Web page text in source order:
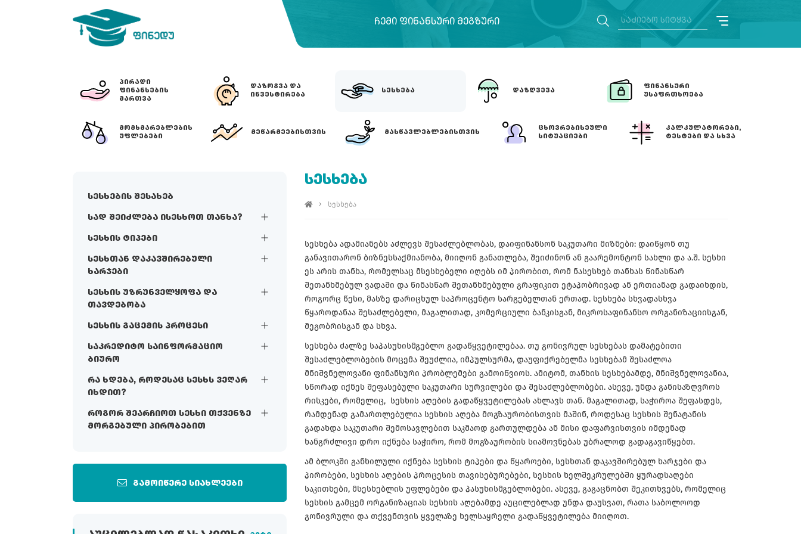
ᲩᲔᲛᲘ ᲤᲘᲜᲐᲜᲡᲣᲠᲘ ᲛᲔᲒᲖᲣᲠᲘ
ᲞᲘᲠᲐᲓᲘ
ᲤᲘᲜᲐᲜᲡᲔᲑᲘᲡ
ᲛᲐᲠᲗᲕᲐ
ᲓᲐᲖᲝᲒᲕᲐ ᲓᲐ
ᲘᲜᲕᲔᲡᲢᲘᲠᲔᲑᲐ
ᲡᲔᲡᲮᲔᲑᲐ ᲓᲐᲖᲦᲕᲔᲕᲐ
ᲤᲘᲜᲐᲜᲡᲣᲠᲘ
ᲣᲡᲐᲤᲠᲗᲮᲝᲔᲑᲐ
ᲛᲝᲛᲮᲛᲐᲠᲔᲑᲚᲔᲑᲘᲡ
ᲣᲤᲚᲔᲑᲔᲑᲘ
ᲛᲔᲬᲐᲠᲛᲔᲔᲑᲘᲡᲗᲕᲘᲡ ᲛᲐᲡᲬᲐᲕᲚᲔᲑᲚᲔᲑᲘᲡᲗᲕᲘᲡ
ᲪᲮᲝᲕᲠᲔᲑᲘᲡᲔᲣᲚᲘ
ᲡᲘᲢᲣᲐᲪᲘᲔᲑᲘ
ᲙᲐᲚᲙᲣᲚᲐᲢᲝᲠᲔᲑᲘ,
ᲢᲔᲡᲢᲔᲑᲘ ᲓᲐ ᲡᲮᲕᲐ
სესხების შესახებ
სად შეიძლება ისესხოთ თანხა?
სესხის ტიპები
სესხთან დაკავშირებული
ხარჯები
სესხის უზრუნველყოფა და
თავდებობა
სესხის გაცემის პროცესი
საკრედიტო საინფორმაციო
ბიურო
რა ხდება, როდესაც სესხს ვეღარ
იხდით?
როგორ შეარჩიოთ სესხი თქვენზე
მორგებული პირობებით
გამოიწერე სიახლეები
ᲡᲔᲡᲮᲔᲑᲐ
სესხება
სესხება ადამიანებს აძლევს შესაძლებლობას, დაიფინანსონ საკუთარი მიზნები: დაიწყონ თუ
განავითარონ ბიზნესსაქმიანობა, მიიღონ განათლება, შეიძინონ ან გაარემონტონ სახლი და ა.შ. სესხი
ეს არის თანხა, რომელსაც მსესხებელი იღებს იმ პირობით, რომ ნასესხებ თანხას წინასწარ
შეთანხმებულ ვადაში და წინასწარ შეთანხმებული გრაფიკით ეტაპობრივად ან ერთიანად გადაიხდის,
როგორც წესი, მასზე დარიცხულ საპროცენტო სარგებელთან ერთად. სესხება სხვადასხვა
წყაროდანაა შესაძლებელი, მაგალითად, კომერციული ბანკისგან, მიკროსაფინანსო ორგანიზაციისგან,
მეგობრისგან და სხვა.
სესხება ძალზე საპასუხისმგებლო გადაწყვეტილებაა. თუ გონივრულ სესხებას დამატებითი
შესაძლებლობების მოცემა შეუძლია, იმპულსურმა, დაუფიქრებელმა სესხებამ შესაძლოა
მნიშვნელოვანი ფინანსური პრობლემები გამოიწვიოს. ამიტომ, თანხის სესხებამდე, მნიშვნელოვანია,
სწორად იქნეს შეფასებული საკუთარი სურვილები და შესაძლებლობები. ასევე, უნდა განისაზღვროს
რისკები, რომელიც, სესხის აღების გადაწყვეტილებას ახლავს თან. მაგალითად, საჭიროა შეფასდეს,
რამდენად გამართლებულია სესხის აღება მოგზაურობისთვის მაშინ, როდესაც სესხის შენატანის
გადახდა საკუთარი შემოსავლებით საკმაოდ გართულდება ან მისი დაფარვისთვის იმდენად
ხანგრძლივი დრო იქნება საჭირო, რომ მოგზაურობის სიამოვნებას უბრალოდ გადაგავიწყებთ.
ამ ბლოკში განხილული იქნება სესხის ტიპები და წყაროები, სესხთან დაკავშირებულ ხარჯები და
პირობები, სესხის აღების პროცესის თავისებურებები, სესხის ხელშეკრულებში ყურადსაღები
საკითხები, მსესხებლის უფლებები და პასუხისმგებლობები. ასევე, გაგაცნობთ შეკითხვებს, რომელიც
სესხის გამცემ ორგანიზაციას სესხის აღებამდე აუცილებლად უნდა დაუსვათ, რათა საბოლოოდ
გონივრული და თქვენთვის ყველაზე ხელსაყრელი გადაწყვეტილება მიიღოთ.